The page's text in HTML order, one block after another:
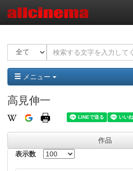
メニュー
高見伸一
作品
表示数